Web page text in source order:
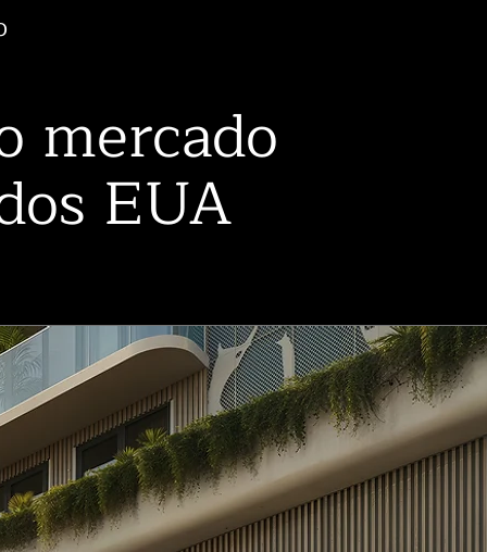
mercado
EUA